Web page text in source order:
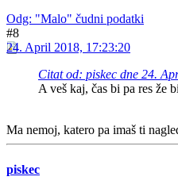
Odg: "Malo" čudni podatki
#8
24. April 2018, 17:23:20
Citat od: piskec dne 24.
A veš kaj, čas bi pa res že
Ma nemoj, katero pa imaš ti
piskec